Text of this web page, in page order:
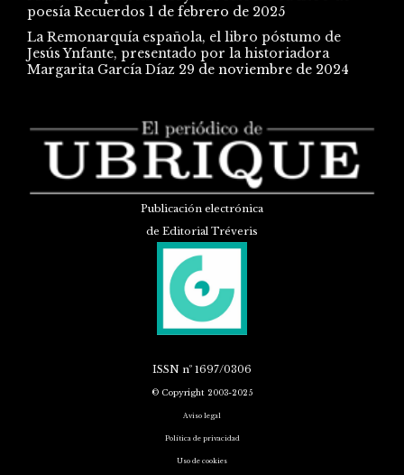
poesía Recuerdos 1 de febrero de 2025
La Remonarquía española, el libro póstumo de
Jesús Ynfante, presentado por la historiadora
Margarita García Díaz 29 de noviembre de 2024
Publicación electrónica
de Editorial Tréveris
ISSN nº 1697/0306
© Copyright 2003-2025
Aviso legal
Política de privacidad
Uso de cookies